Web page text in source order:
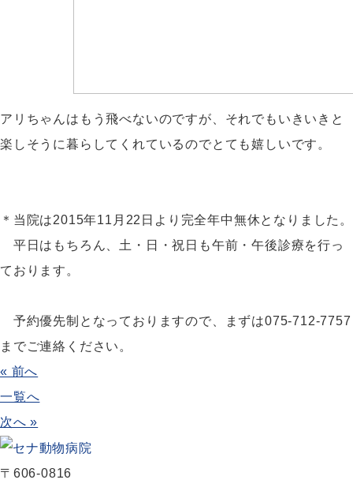
アリちゃんはもう飛べないのですが、それでもいきいきと
楽しそうに暮らしてくれているのでとても嬉しいです。
＊当院は2015年11月22日より完全年中無休となりました。
平日はもちろん、土・日・祝日も午前・午後診療を行っ
ております。
予約優先制となっておりますので、まずは075-712-7757
までご連絡ください。
« 前へ
一覧へ
次へ »
〒606-0816